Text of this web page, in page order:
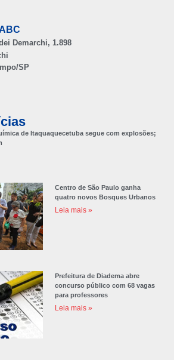
Demarchi, 1.898
SP
de Itaquaquecetuba segue com explosões;
Centro de São Paulo ganha
quatro novos Bosques Urbanos
Leia mais »
Prefeitura de Diadema abre
concurso público com 68 vagas
para professores
Leia mais »